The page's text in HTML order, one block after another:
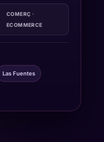
COMERÇ ·
ECOMMERCE
Las Fuentes